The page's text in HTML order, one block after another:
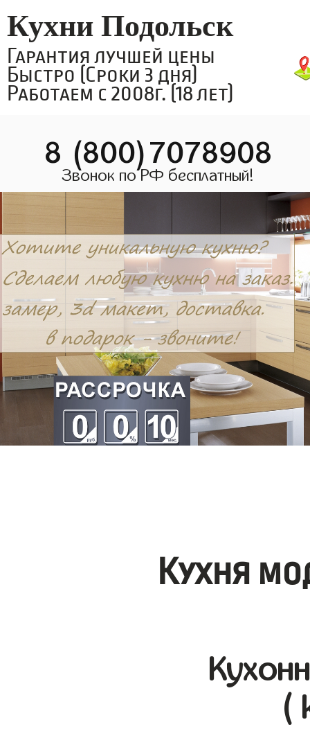
Кухни Подольск
Гарантия лучшей цены
Быстро (Сроки 3 дня)
Работаем с 2008г. (18 лет)
8 (800)7078908
Звонок по РФ бесплатный!
Кухня
(